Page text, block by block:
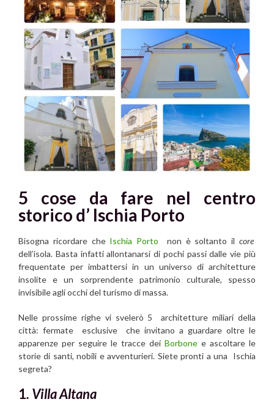
5 cose da fare nel centro
storico d’ Ischia Porto
Bisogna ricordare che Ischia Porto non è soltanto ilcore
dell’isola. Basta infatti allontanarsi di pochi passi dalle vie più
frequentate per imbattersi in un universo di architetture
insolite e un sorprendente patrimonio culturale, spesso
invisibile agli occhi del turismo di massa.
Nelle prossime righe vi svelerò 5 architetture miliari della
città: fermate esclusive che invitano a guardare oltre le
apparenze per seguire le tracce dei Borbone e ascoltare le
storie di santi, nobili e avventurieri. Siete pronti a una Ischia
segreta?
1. Villa Altana